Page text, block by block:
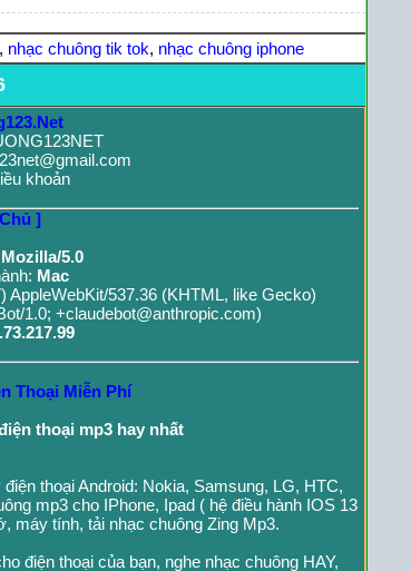
, nhạc chuông tik tok, nhạc chuông iphone
khoản
]
Mozilla/5.0
Mac
AppleWebKit/537.36 (KHTML, like Gecko)
1.0; +claudebot@anthropic.com)
Thoại Miễn Phí
thoại mp3 hay nhất
thoại Android: Nokia, Samsung, LG, HTC,
mp3 cho IPhone, Ipad ( hệ điều hành IOS 13
máy tính, tải nhạc chuông Zing Mp3.
điện thoại của bạn, nghe nhạc chuông HAY,